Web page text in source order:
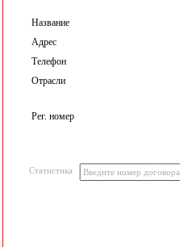
Название
Адрес
Телефон
Отрасли
Рег. номер
Статистика Введите номер договора